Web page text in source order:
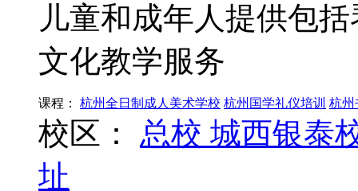
儿童和成年人提供包
文化教学服务
课程： 杭州全日制成人美术学校 杭州国学礼仪培训 杭州
校区： 总校 城西银泰
址